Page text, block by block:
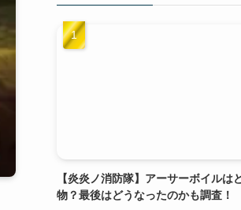
【炎炎ノ消防隊】アーサーボイルは
物？最後はどうなったのかも調査！